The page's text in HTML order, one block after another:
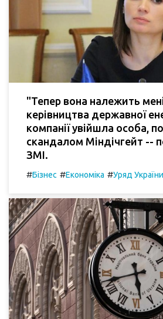
"Тепер вона належить
керівництва державної
компанії увійшла особа,
скандалом Міндічгейт --
ЗМІ.
#Бізнес #Економіка #Уряд України